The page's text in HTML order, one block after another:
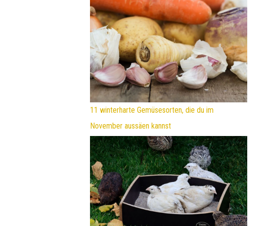
11 winterharte Gemüsesorten, die du im
November aussäen kannst